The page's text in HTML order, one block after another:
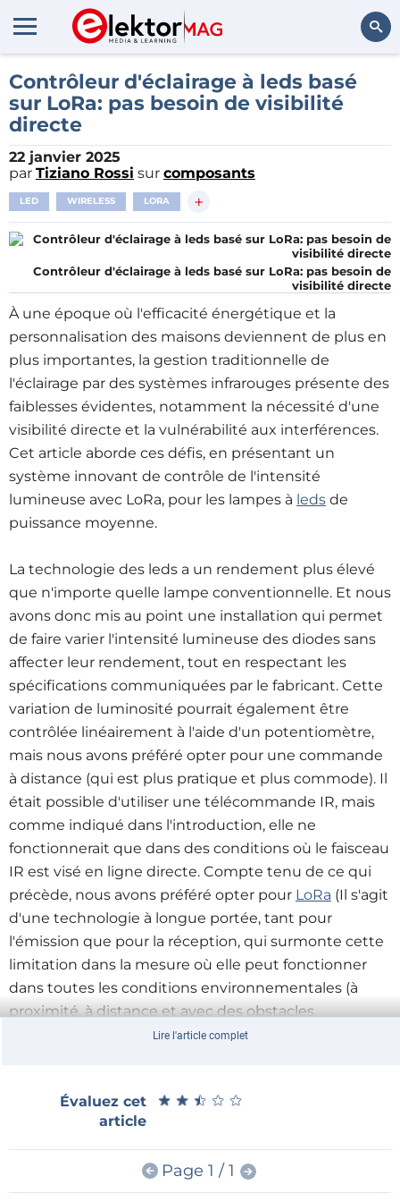
Rechercher
Contrôleur d'éclairage à leds basé
sur LoRa: pas besoin de visibilité
directe
22 janvier 2025
par Tiziano Rossi sur composants
LED WIRELESS LORA +
Contrôleur d'éclairage à leds basé sur LoRa: pas besoin de
visibilité directe
À une époque où l'efficacité énergétique et la
personnalisation des maisons deviennent de plus en
plus importantes, la gestion traditionnelle de
l'éclairage par des systèmes infrarouges présente des
faiblesses évidentes, notamment la nécessité d'une
visibilité directe et la vulnérabilité aux interférences.
Cet article aborde ces défis, en présentant un
système innovant de contrôle de l'intensité
lumineuse avec LoRa, pour les lampes à leds de
puissance moyenne.
La technologie des leds a un rendement plus élevé
que n'importe quelle lampe conventionnelle. Et nous
avons donc mis au point une installation qui permet
de faire varier l'intensité lumineuse des diodes sans
affecter leur rendement, tout en respectant les
spécifications communiquées par le fabricant. Cette
variation de luminosité pourrait également être
contrôlée linéairement à l'aide d'un potentiomètre,
mais nous avons préféré opter pour une commande
à distance (qui est plus pratique et plus commode). Il
était possible d'utiliser une télécommande IR, mais
comme indiqué dans l'introduction, elle ne
fonctionnerait que dans des conditions où le faisceau
IR est visé en ligne directe. Compte tenu de ce qui
précède, nous avons préféré opter pour LoRa (Il s'agit
d'une technologie à longue portée, tant pour
l'émission que pour la réception, qui surmonte cette
limitation dans la mesure où elle peut fonctionner
dans toutes les conditions environnementales (à
proximité, à distance et avec des obstacles
point à point, qui exploite la bande libre de 868 MHz
utilisée en Europe. Il existe sur le marché un certain
nombre de modules émetteurs-récepteurs LoRa 868
MHz qui peuvent faire l'affaire, mais pour des raisons
de prix, de facilité de contrôle et de petite taille, nous
Lire l'article complet
Évaluez cet
article
★ ★ ★ ★ ★
★ ★ ★ ★ ★
Page 1 / 1